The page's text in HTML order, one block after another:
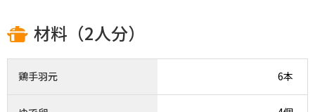
材料（2人分）
鶏手羽元 6本